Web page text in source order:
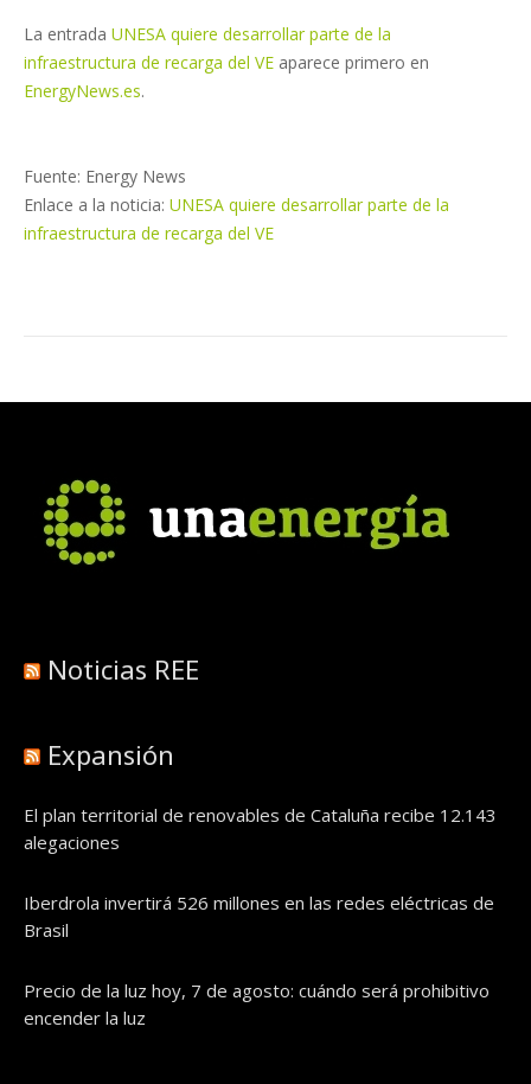
La entrada UNESA quiere desarrollar parte de la
infraestructura de recarga del VE aparece primero en
EnergyNews.es.
Fuente: Energy News
Enlace a la noticia: UNESA quiere desarrollar parte de la
infraestructura de recarga del VE
Noticias REE
Expansión
El plan territorial de renovables de Cataluña recibe 12.143
alegaciones
Iberdrola invertirá 526 millones en las redes eléctricas de
Brasil
Precio de la luz hoy, 7 de agosto: cuándo será prohibitivo
encender la luz